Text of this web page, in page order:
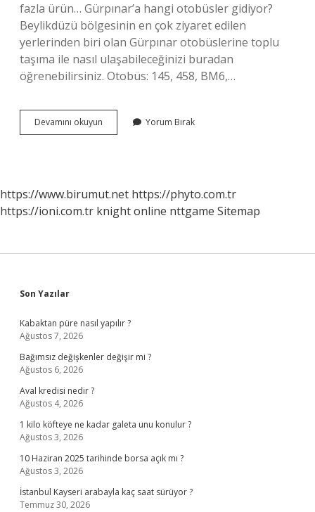
fazla ürün… Gürpınar’a hangi otobüsler gidiyor?
Beylikdüzü bölgesinin en çok ziyaret edilen
yerlerinden biri olan Gürpınar otobüslerine toplu
taşıma ile nasıl ulaşabileceğinizi buradan
öğrenebilirsiniz. Otobüs: 145, 458, BM6,…
Devamını okuyun Gurpinara
Hangi
Yorum Bırak
https://www.birumut.net https://phyto.com.tr
https://ioni.com.tr knight online nttgame Sitemap
Sidebar
Son Yazılar
Kabaktan püre nasıl yapılır ?
Ağustos 7, 2026
Bağımsız değişkenler değişir mi ?
Ağustos 6, 2026
Aval kredisi nedir ?
Ağustos 4, 2026
1 kilo köfteye ne kadar galeta unu konulur ?
Ağustos 3, 2026
10 Haziran 2025 tarihinde borsa açık mı ?
Ağustos 3, 2026
İstanbul Kayseri arabayla kaç saat sürüyor ?
Temmuz 30, 2026